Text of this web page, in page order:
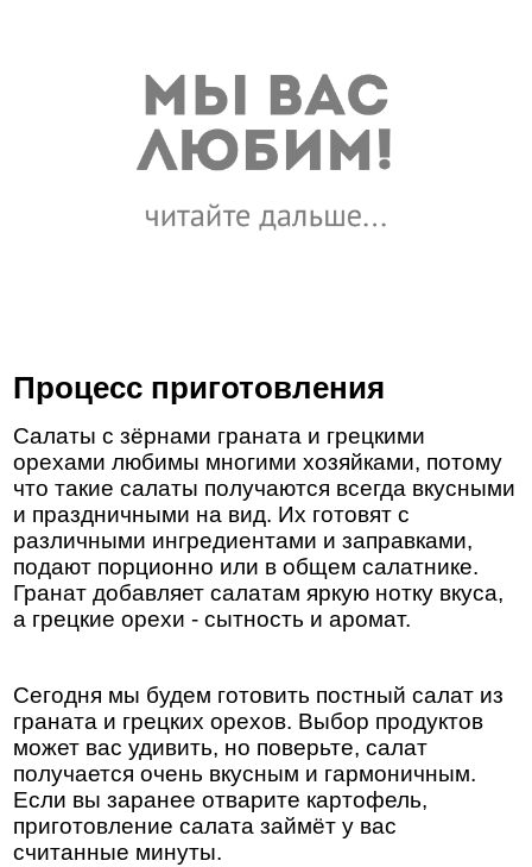
Процесс приготовления
Салаты с зёрнами граната и грецкими
орехами любимы многими хозяйками, потому
что такие салаты получаются всегда вкусными
и праздничными на вид. Их готовят с
различными ингредиентами и заправками,
подают порционно или в общем салатнике.
Гранат добавляет салатам яркую нотку вкуса,
а грецкие орехи - сытность и аромат.
Сегодня мы будем готовить постный салат из
граната и грецких орехов. Выбор продуктов
может вас удивить, но поверьте, салат
получается очень вкусным и гармоничным.
Если вы заранее отварите картофель,
приготовление салата займёт у вас
считанные минуты.